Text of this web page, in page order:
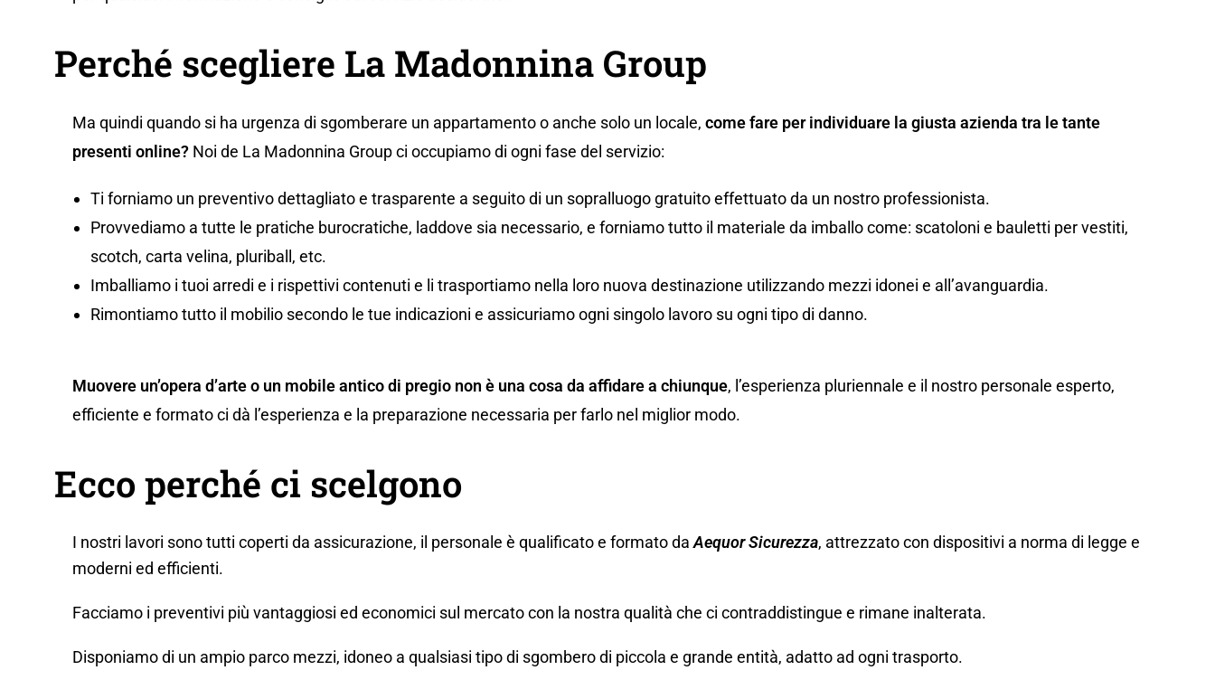
Perché scegliere La Madonnina Group
Ma quindi quando si ha urgenza di sgomberare un appartamento o anche solo un locale, come fare per individuare la giusta azienda tra le tante
presenti online? Noi de La Madonnina Group ci occupiamo di ogni fase del servizio:
Ti forniamo un preventivo dettagliato e trasparente a seguito di un sopralluogo gratuito effettuato da un nostro professionista.
Provvediamo a tutte le pratiche burocratiche, laddove sia necessario, e forniamo tutto il materiale da imballo come: scatoloni e bauletti per vestiti,
scotch, carta velina, pluriball, etc.
Imballiamo i tuoi arredi e i rispettivi contenuti e li trasportiamo nella loro nuova destinazione utilizzando mezzi idonei e all’avanguardia.
Rimontiamo tutto il mobilio secondo le tue indicazioni e assicuriamo ogni singolo lavoro su ogni tipo di danno.
Muovere un’opera d’arte o un mobile antico di pregio non è una cosa da affidare a chiunque, l’esperienza pluriennale e il nostro personale esperto,
efficiente e formato ci dà l’esperienza e la preparazione necessaria per farlo nel miglior modo.
Ecco perché ci scelgono
I nostri lavori sono tutti coperti da assicurazione, il personale è qualificato e formato daAequor Sicurezza, attrezzato con dispositivi a norma di legge e
moderni ed efficienti.
Facciamo i preventivi più vantaggiosi ed economici sul mercato con la nostra qualità che ci contraddistingue e rimane inalterata.
Disponiamo di un ampio parco mezzi, idoneo a qualsiasi tipo di sgombero di piccola e grande entità, adatto ad ogni trasporto.